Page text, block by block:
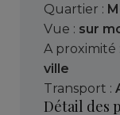
Quartier :
Vue : sur
A proximité :
ville
Transport :
Détail des